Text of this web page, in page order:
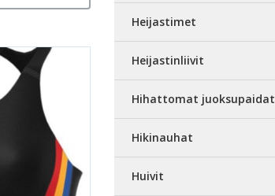
Heijastimet
Heijastinliivit
Hihattomat juoksupaidat
Hikinauhat
Huivit